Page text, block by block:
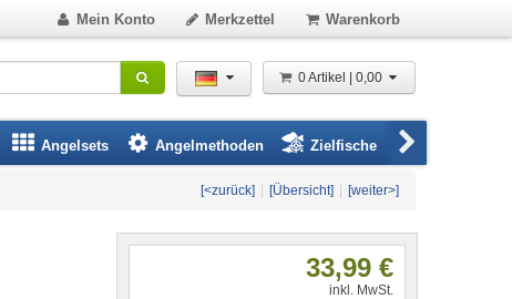
Mein Konto Merkzettel Warenkorb
0 Artikel | 0,00
Angelsets Angelmethoden Zielfische
[<zurück] [Übersicht] [weiter>]
33,99 €
inkl. MwSt.